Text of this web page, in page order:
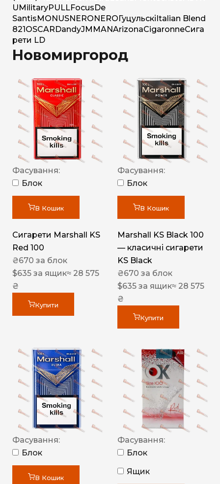
U MilitaryPULLFocus De
Santis MONUSNERO NERO Гуцульскі Italian Blend
821 OSCAR DandyJM MANArizonaCigaronneСига
рети LD
Новомиргород
Фасування:
Блок
В Кошик
Сигарети Marshall KS
Red 100
₴670 за блок
$635 за ящик≈ 28 575
₴
Купити
Фасування:
Блок
В Кошик
Marshall KS Black 100
— класичні сигарети
KS Black
₴670 за блок
$635 за ящик≈ 28 575
₴
Купити
Фасування:
Блок
В Кошик
Фасування:
Блок
Ящик